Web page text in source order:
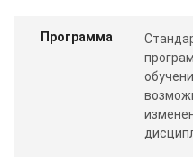
Программа